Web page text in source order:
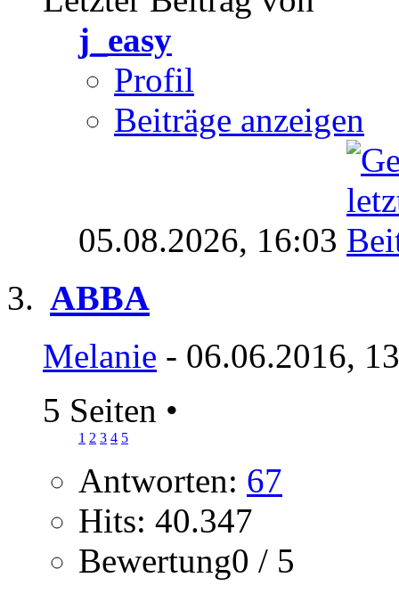
j_easy
Profil
Beiträge anzeigen
05.08.2026, 16:03
ABBA
Melanie - 06.06.2016,
5 Seiten •
1 2 3 4 5
Antworten: 67
Hits: 40.347
Bewertung0 / 5